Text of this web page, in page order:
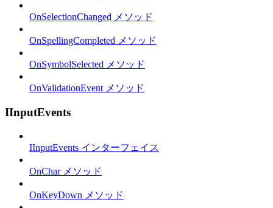
OnSelectionChanged メソッド
OnSpellingCompleted メソッド
OnSymbolSelected メソッド
OnValidationEvent メソッド
IInputEvents
IInputEvents インターフェイス
OnChar メソッド
OnKeyDown メソッド